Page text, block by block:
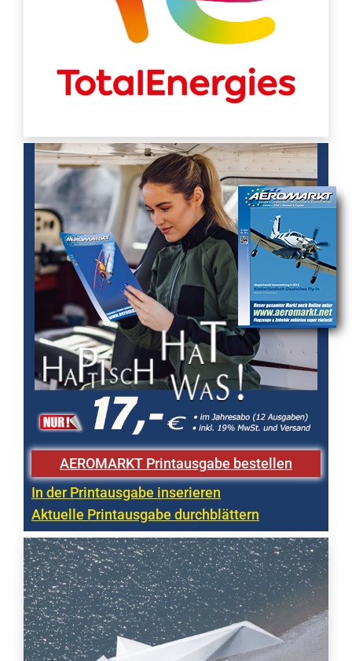
AEROMARKT Printausgabe bestellen
In der Printausgabe inserieren
Aktuelle Printausgabe durchblättern